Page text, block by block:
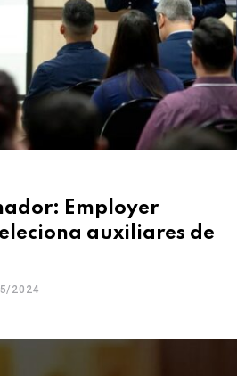
Employer
auxiliares de
2024